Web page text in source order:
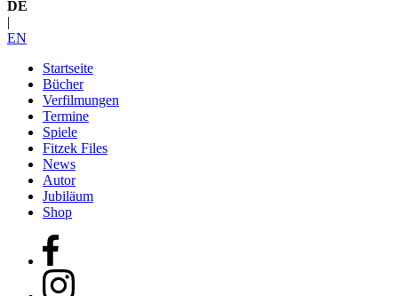
DE
|
EN
Startseite
Bücher
Verfilmungen
Termine
Spiele
Fitzek Files
News
Autor
Jubiläum
Shop